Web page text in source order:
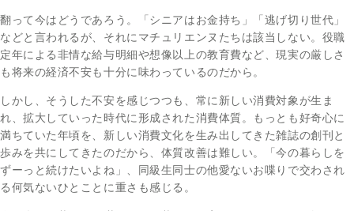
翻って今はどうであろう。「シニアはお金持ち」「逃げ切り世代」
などと言われるが、それにマチュリエンヌたちは該当しない。役職
定年による非情な給与明細や想像以上の教育費など、現実の厳しさ
も将来の経済不安も十分に味わっているのだから。
しかし、そうした不安を感じつつも、常に新しい消費対象が生ま
れ、拡大していった時代に形成された消費体質。もっとも好奇心に
満ちていた年頃を、新しい消費文化を生み出してきた雑誌の創刊と
歩みを共にしてきたのだから、体質改善は難しい。「今の暮らしを
ずーっと続けたいよね」、同級生同士の他愛ないお喋りで交わされ
る何気ないひとことに重さも感じる。